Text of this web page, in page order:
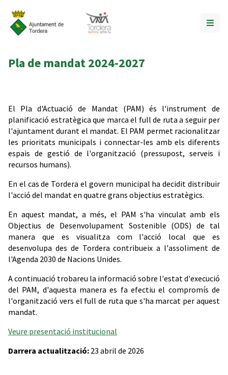
Pla de mandat 2024-2027
El Pla d'Actuació de Mandat (PAM) és l'instrument de
planificació estratègica que marca el full de ruta a seguir per
l'ajuntament durant el mandat. El PAM permet racionalitzar
les prioritats municipals i connectar-les amb els diferents
espais de gestió de l'organització (pressupost, serveis i
recursos humans).
En el cas de Tordera el govern municipal ha decidit distribuir
l'acció del mandat en quatre grans objectius estratègics.
En aquest mandat, a més, el PAM s'ha vinculat amb els
Objectius de Desenvolupament Sostenible (ODS) de tal
manera que es visualitza com l'acció local que es
desenvolupa des de Tordera contribueix a l'assoliment de
l'Agenda 2030 de Nacions Unides.
A continuació trobareu la informació sobre l'estat d'execució
del PAM, d'aquesta manera es fa efectiu el compromís de
l'organització vers el full de ruta que s'ha marcat per aquest
mandat.
Veure presentació institucional
Darrera actualització: 23 abril de 2026